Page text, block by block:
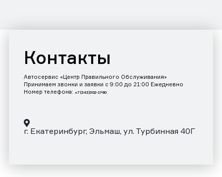
Контакты
Автосервис «Центр Правильного Обслуживания»
Принимаем звонки и заявки с 9:00 до 21:00 Ежедневно
Номер телефона: +7 (343)302-17-80
г. Екатеринбург, Эльмаш, ул. Турбинная 40Г